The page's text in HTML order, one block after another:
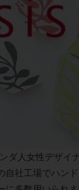
ダ人女性デザ
社工場でハンド